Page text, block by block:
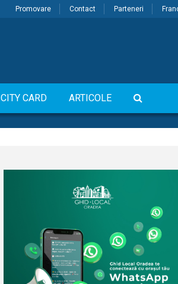
Promovare Contact Parteneri
CITY CARD ARTICOLE